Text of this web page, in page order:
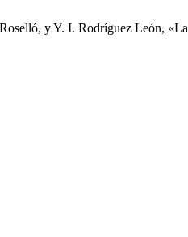
y Y. I. Rodríguez León,